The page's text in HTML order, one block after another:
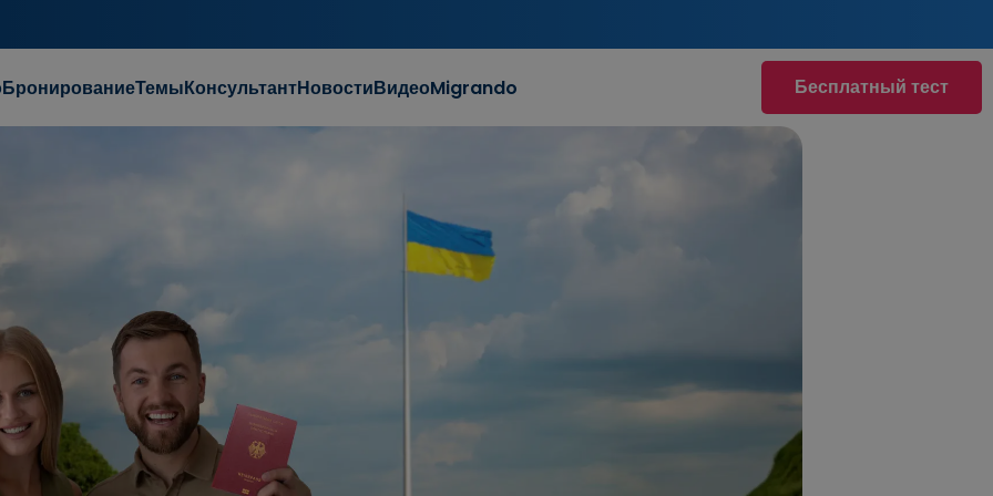
БронированиеТемыКонсультантНовостиВидеоMigrando Бесплатный тест